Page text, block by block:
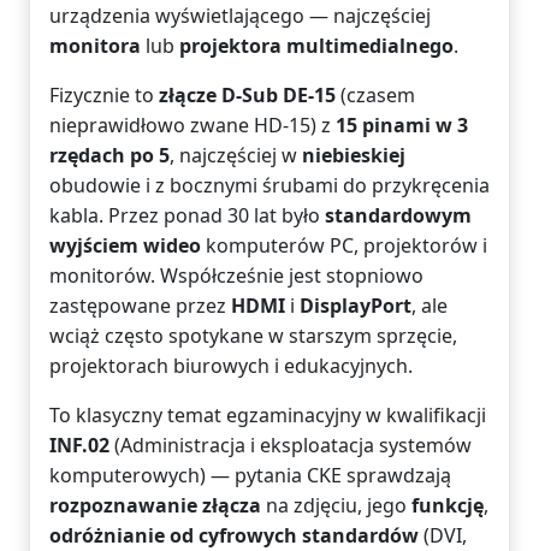
urządzenia wyświetlającego — najczęściej
monitora lub projektora multimedialnego.
Fizycznie to złącze D-Sub DE-15(czasem
nieprawidłowo zwane HD-15) z 15 pinami w 3
rzędach po 5, najczęściej w niebieskiej
obudowie i z bocznymi śrubami do przykręcenia
kabla. Przez ponad 30 lat było standardowym
wyjściem wideo komputerów PC, projektorów i
monitorów. Współcześnie jest stopniowo
zastępowane przez HDMI i DisplayPort, ale
wciąż często spotykane w starszym sprzęcie,
projektorach biurowych i edukacyjnych.
To klasyczny temat egzaminacyjny w kwalifikacji
INF.02(Administracja i eksploatacja systemów
komputerowych) — pytania CKE sprawdzają
rozpoznawanie złącza na zdjęciu, jego funkcję,
odróżnianie od cyfrowych standardów(DVI,